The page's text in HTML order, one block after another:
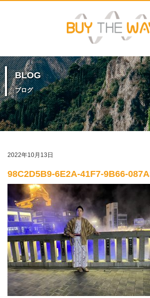
BLOG
ブログ
2022年10月13日
98C2D5B9-6E2A-41F7-9B66-